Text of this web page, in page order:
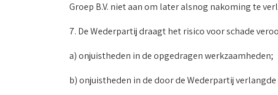
Groep B.V. niet aan om later alsnog nakoming te
7. De Wederpartij draagt het risico voor schade
a) onjuistheden in de opgedragen werkzaamheden;
b) onjuistheden in de door de Wederpartij